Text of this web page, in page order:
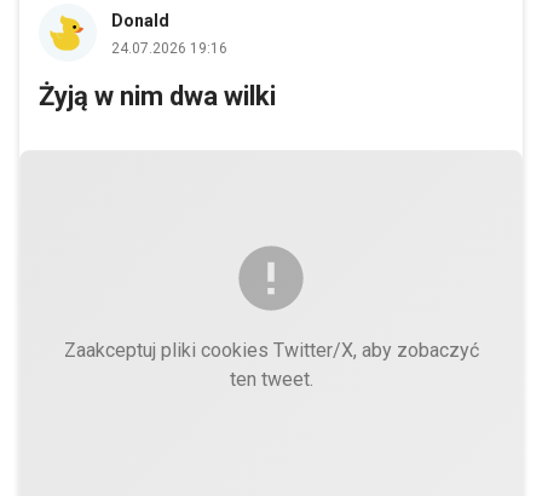
Donald
24.07.2026 19:16
Żyją w nim dwa wilki
Zaakceptuj pliki cookies Twitter/X, aby zobaczyć
ten tweet.